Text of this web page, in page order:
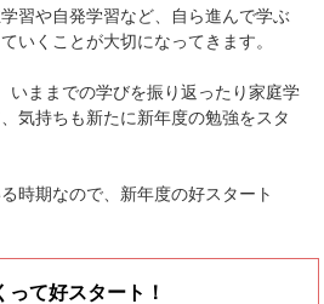
習や自発学習など、自ら進んで学ぶ
いくことが大切になってきます。
いままでの学びを振り返ったり家庭学
気持ちも新たに新年度の勉強をスタ
時期なので、新年度の好スタート
って好スタート！